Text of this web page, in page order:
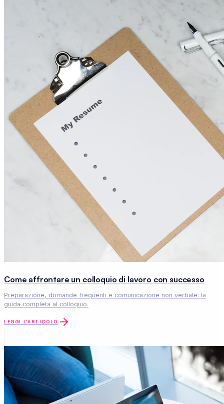
Come affrontare un colloquio di lavoro con successo
Preparazione, domande frequenti e comunicazione non verbale: la
guida completa al colloquio.
LEGGI L'ARTICOLO